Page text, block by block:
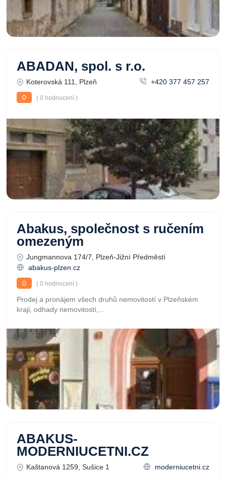
ABADAN, spol. s r.o.
Koterovská 111, Plzeň
+420 377 457 257
0
( 0 hodnocení )
Abakus, společnost s ručením
omezeným
Jungmannova 174/7, Plzeň-Jižní Předměstí
abakus-plzen.cz
0
( 0 hodnocení )
Prodej a pronájem všech druhů nemovitostí v Plzeňském
kraji, odhady nemovitostí,...
ABAKUS-
MODERNIUCETNI.CZ
Kaštanová 1259, Sušice 1 moderniucetni.cz